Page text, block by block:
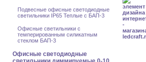
Подвесные офисные светодиодные
светильники IP65 Теплые с БАП-3
Офисные светильники с
темперированным силикатным
стеклом БАП-3
Офисные светодиодные